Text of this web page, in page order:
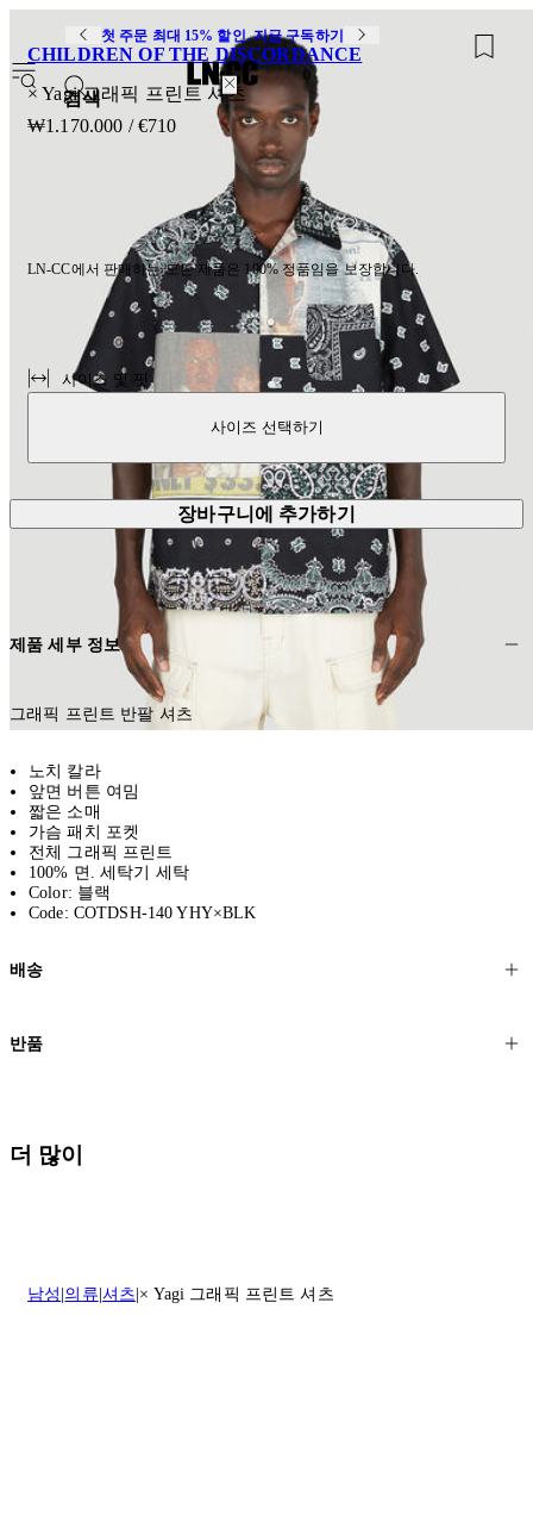
첫 주문 최대 15% 할인. 지금 구독하기
검색
0
CHILDREN OF THE DISCORDANCE
× Yagi 그래픽 프린트 셔츠
₩1.170.000 / €710
LN-CC에서 판매하는 모든 제품은 100% 정품임을 보장합니다.
사이즈 및 핏
사이즈 선택하기
장바구니에 추가하기
제품 세부 정보
그래픽 프린트 반팔 셔츠
노치 칼라
앞면 버튼 여밈
짧은 소매
가슴 패치 포켓
전체 그래픽 프린트
100% 면. 세탁기 세탁
Color: 블랙
Code: COTDSH-140 YHY×BLK
배송
고객님의 위치에 따라 일반 배송과 익스프레스 배송을 제공합니다.
실 수 있습니다.
반품
배송일로부터 영업일 기준 30일 이내에 접수된 반품에 대해서는 기꺼
이 환불해 드리겠습니다.반품 상품은 원래 상태를 유지하고 반드시
더 많이
남성 의류 셔츠 × Yagi 그래픽 프린트 셔츠